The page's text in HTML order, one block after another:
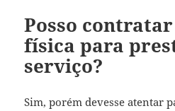
Posso contratar
física para
serviço?
Sim, porém devesse atentar